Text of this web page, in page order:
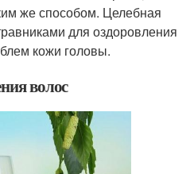
же способом. Целебная
для оздоровления
кожи головы.
волос